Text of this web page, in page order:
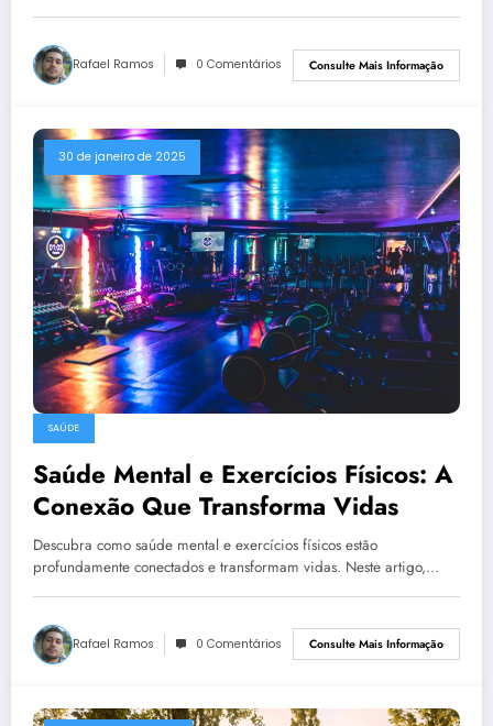
Rafael Ramos 0 Comentários Consulte Mais Informação
30 de janeiro de 2025
SAÚDE
Saúde Mental e Exercícios Físicos: A
Conexão Que Transforma Vidas
Descubra como saúde mental e exercícios físicos estão
profundamente conectados e transformam vidas. Neste artigo,…
Rafael Ramos 0 Comentários Consulte Mais Informação